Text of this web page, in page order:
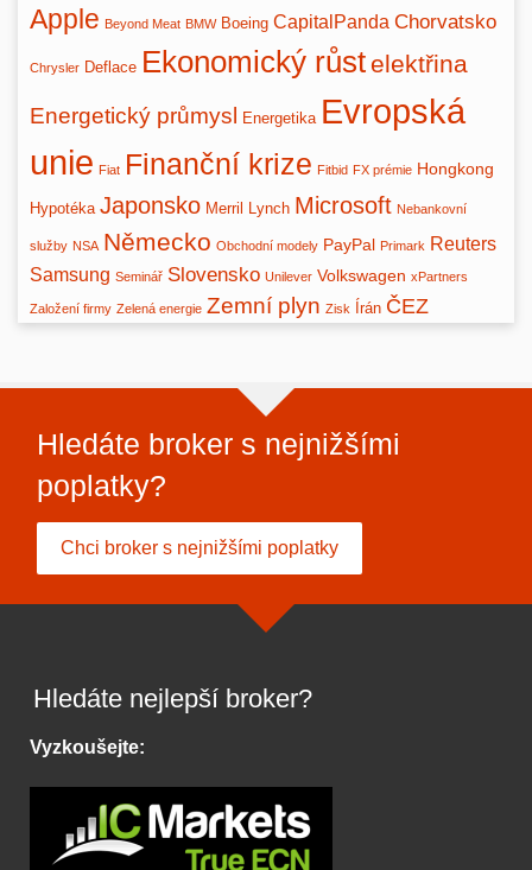
Apple Beyond Meat BMW Boeing CapitalPanda Chorvatsko
Chrysler Deflace Ekonomický růstelektřina
Energetický průmysl Energetika Evropská
unie Fiat Finanční krize Fitbid FX prémie Hongkong
Hypotéka Japonsko Merril Lynch Microsoft Nebankovní
služby NSA Německo Obchodní modely PayPal Primark Reuters
Samsung Seminář Slovensko Unilever Volkswagen xPartners
Založení firmy Zelená energie Zemní plyn Zisk Írán ČEZ
Hledáte broker s nejnižšími
poplatky?
Chci broker s nejnižšími poplatky
Hledáte nejlepší broker?
Vyzkoušejte: